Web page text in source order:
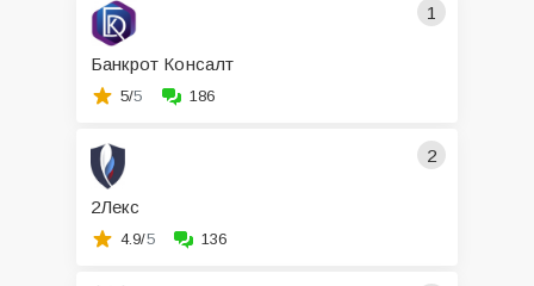
1
Банкрот Консалт
5/5 186
2
2Лекс
4.9/5 136